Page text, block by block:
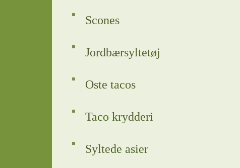
Scones
Jordbærsyltetøj
Oste tacos
Taco krydderi
Syltede asier